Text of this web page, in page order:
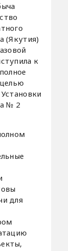
(Якутия)
к
№ 2
для